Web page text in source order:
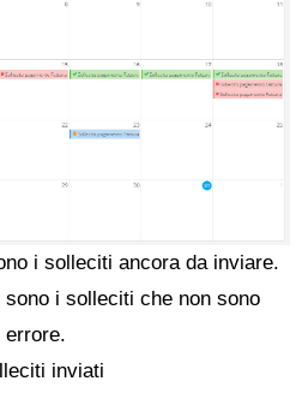
i solleciti ancora da inviare.
i solleciti che non sono
inviati